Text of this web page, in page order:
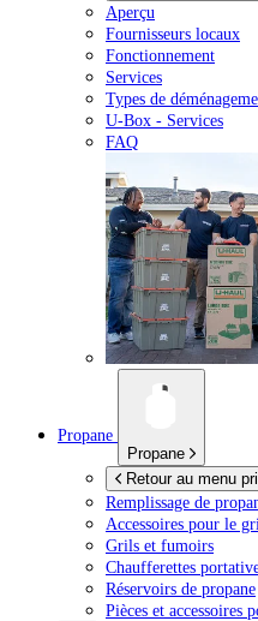
Aperçu
Fournisseurs locaux
Fonctionnement
Services
Types de
U-Box - Services
FAQ
Propane
Propane
Retour au menu
Remplissage de
Accessoires pour le
Grils et fumoirs
Chaufferettes
Réservoirs de propane
Pièces et accessoires